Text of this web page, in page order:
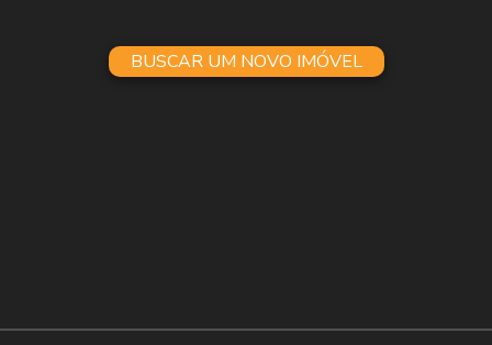
BUSCAR UM NOVO IMÓVEL